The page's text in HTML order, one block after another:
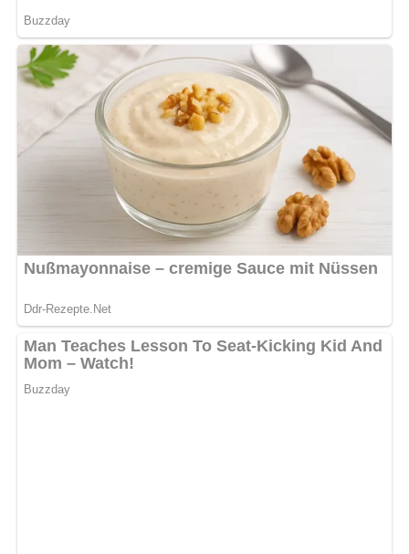
die Menge an Zucker im Rotkohl oder verwende einen
Zuckerersatzstoff.
Fazit
Das Tomaten-Champignon-Gulasch mit Rotkohl „Opa Art“
und Herzchenklößen ist nicht nur ein leckeres und
herzhaftes Gericht, sondern auch eine Reise in die
kulinarische Welt der DDR. Mit seinen traditionellen
Zutaten und dem rustikalen Charme ist es eine köstliche
Hommage an die DDR-Küche. Also schnapp dir deine
Liebsten, setzt euch an den Tisch und genießt dieses
wunderbare Gericht! Und vergiss nicht, dieses Rezept mit
Pinterest zu speichern – denn gutes Essen ist zum Teilen
da!